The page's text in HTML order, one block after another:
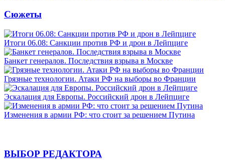
Сюжеты
Итоги 06.08: Санкции против РФ и дрон в Лейпциге
Банкет генералов. Последствия взрыва в Москве
Грязные технологии. Атаки РФ на выборы во Франции
Эскалация для Европы. Российский дрон в Лейпциге
Изменения в армии РФ: что стоит за решением Путина
ВЫБОР РЕДАКТОРА